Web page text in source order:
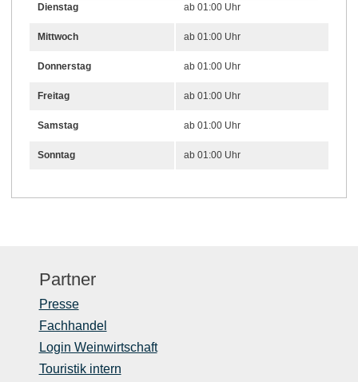
Dienstag ab 01:00 Uhr
Mittwoch ab 01:00 Uhr
Donnerstag ab 01:00 Uhr
Freitag ab 01:00 Uhr
Samstag ab 01:00 Uhr
Sonntag ab 01:00 Uhr
Partner
Presse
Fachhandel
Login Weinwirtschaft
Touristik intern